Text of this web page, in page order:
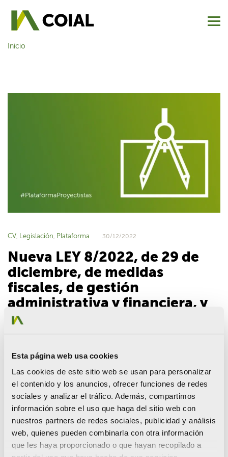
Esta página web usa cookies
Las cookies de este sitio web se usan para personalizar
el contenido y los anuncios, ofrecer funciones de redes
sociales y analizar el tráfico. Además, compartimos
información sobre el uso que haga del sitio web con
nuestros partners de redes sociales, publicidad y análisis
web, quienes pueden combinarla con otra información
que les haya proporcionado o que hayan recopilado a
Inicio
CV, Legislación, Plataforma 30/12/2022
Nueva LEY 8/2022, de 29 de
diciembre, de medidas
fiscales, de gestión
administrativa y financiera, y
de organización de la
Publicada en el DOGV de hoy, esta es la ley de
acompañamiento y tiene novedades importantes, ya que
modifica algunos aspectos de la Ley de Estructuras Agrarias y
de la Ley de ordenación del territorio, urbanismo y
paisajismo.